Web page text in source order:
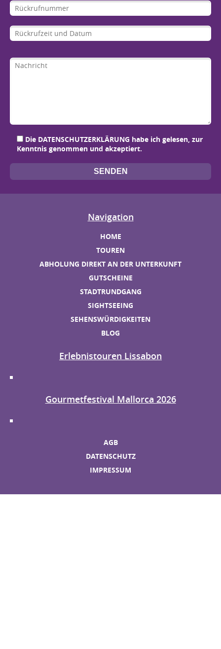
Die DATENSCHUTZERKLÄRUNG habe ich gelesen, zur
Kenntnis genommen und akzeptiert.
Navigation
HOME
TOUREN
ABHOLUNG DIREKT AN DER UNTERKUNFT
GUTSCHEINE
STADTRUNDGANG
SIGHTSEEING
SEHENSWÜRDIGKEITEN
BLOG
Erlebnistouren Lissabon
Gourmetfestival Mallorca 2026
AGB
DATENSCHUTZ
IMPRESSUM